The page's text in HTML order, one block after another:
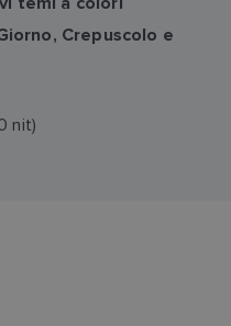
Crepuscolo e
nit)